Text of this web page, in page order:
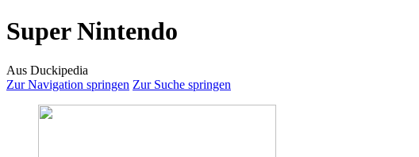
Super Nintendo
Aus Duckipedia
Zur Navigation springen Zur Suche springen